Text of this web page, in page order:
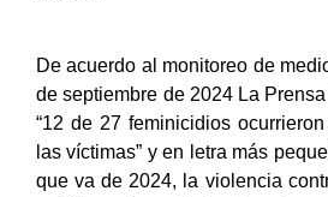
De acuerdo al monitoreo de
de septiembre de 2024 La
“12 de 27 feminicidios
las víctimas” y en letra más
que va de 2024, la violencia